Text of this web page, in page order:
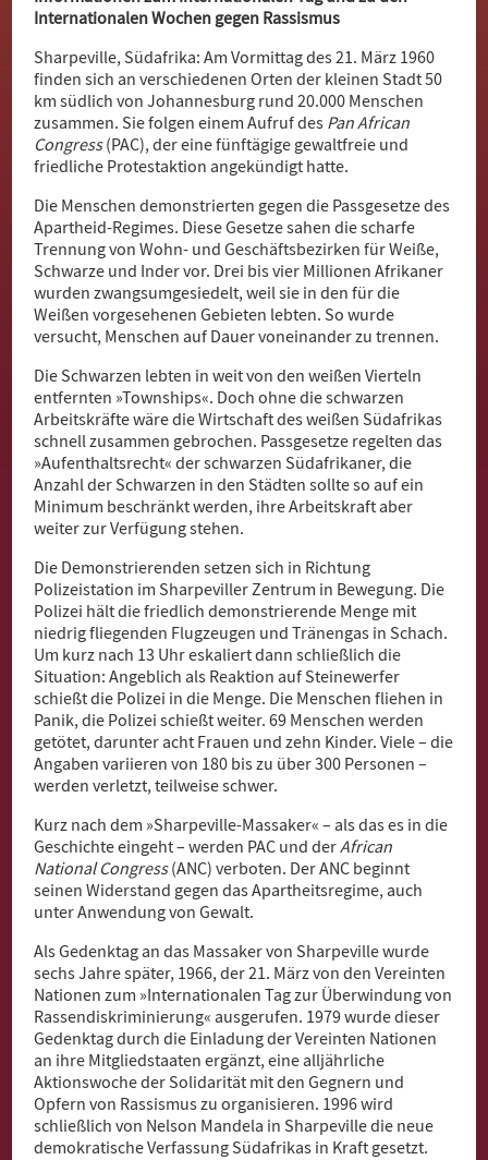
Witamy
Bun Zi
Pari Yehak
Dobro došli
Hoş geldiniz
Akwaaba
Internationalen Wochen gegen Rassismus
Sharpeville, Südafrika: Am Vormittag des 21. März 1960
finden sich an verschiedenen Orten der kleinen Stadt 50
km südlich von Johannesburg rund 20.000 Menschen
zusammen. Sie folgen einem Aufruf des Pan African
Congress(PAC), der eine fünftägige gewaltfreie und
friedliche Protestaktion angekündigt hatte.
Die Menschen demonstrierten gegen die Passgesetze des
Apartheid-Regimes. Diese Gesetze sahen die scharfe
Trennung von Wohn- und Geschäftsbezirken für Weiße,
Schwarze und Inder vor. Drei bis vier Millionen Afrikaner
wurden zwangsumgesiedelt, weil sie in den für die
Weißen vorgesehenen Gebieten lebten. So wurde
versucht, Menschen auf Dauer voneinander zu trennen.
Die Schwarzen lebten in weit von den weißen Vierteln
entfernten »Townships«. Doch ohne die schwarzen
Arbeitskräfte wäre die Wirtschaft des weißen Südafrikas
schnell zusammen gebrochen. Passgesetze regelten das
»Aufenthaltsrecht« der schwarzen Südafrikaner, die
Anzahl der Schwarzen in den Städten sollte so auf ein
Minimum beschränkt werden, ihre Arbeitskraft aber
weiter zur Verfügung stehen.
Die Demonstrierenden setzen sich in Richtung
Polizeistation im Sharpeviller Zentrum in Bewegung. Die
Polizei hält die friedlich demonstrierende Menge mit
niedrig fliegenden Flugzeugen und Tränengas in Schach.
Um kurz nach 13 Uhr eskaliert dann schließlich die
Situation: Angeblich als Reaktion auf Steinewerfer
schießt die Polizei in die Menge. Die Menschen fliehen in
Panik, die Polizei schießt weiter. 69 Menschen werden
getötet, darunter acht Frauen und zehn Kinder. Viele – die
Angaben variieren von 180 bis zu über 300 Personen –
werden verletzt, teilweise schwer.
Kurz nach dem »Sharpeville-Massaker« – als das es in die
Geschichte eingeht – werden PAC und derAfrican
National Congress(ANC) verboten. Der ANC beginnt
seinen Widerstand gegen das Apartheitsregime, auch
unter Anwendung von Gewalt.
Als Gedenktag an das Massaker von Sharpeville wurde
sechs Jahre später, 1966, der 21. März von den Vereinten
Nationen zum »Internationalen Tag zur Überwindung von
Rassendiskriminierung« ausgerufen. 1979 wurde dieser
Gedenktag durch die Einladung der Vereinten Nationen
an ihre Mitgliedstaaten ergänzt, eine alljährliche
Aktionswoche der Solidarität mit den Gegnern und
Opfern von Rassismus zu organisieren. 1996 wird
schließlich von Nelson Mandela in Sharpeville die neue
demokratische Verfassung Südafrikas in Kraft gesetzt.